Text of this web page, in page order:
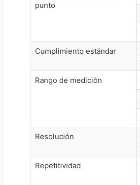
punto
Cumplimiento estándar
Rango de medición
Resolución
Repetitividad